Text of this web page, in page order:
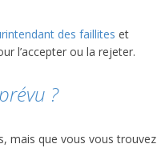
des faillites et
l’accepter ou la rejeter.
?
mais que vous vous trouvez